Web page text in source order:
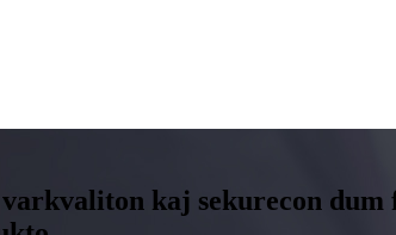
kaj sekurecon dum